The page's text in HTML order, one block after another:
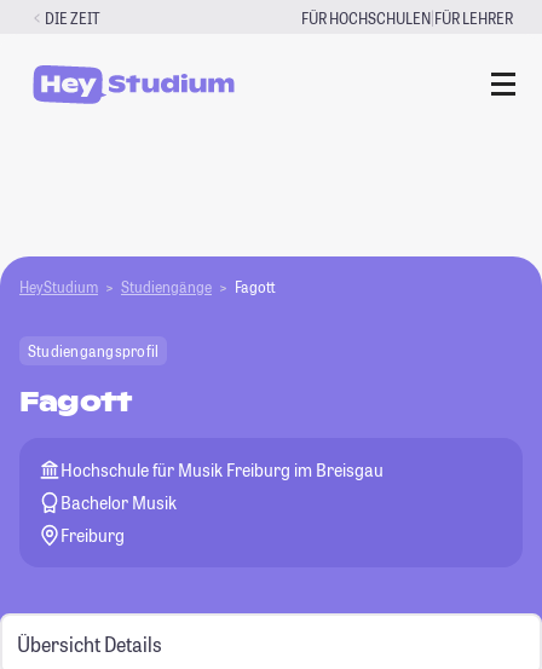
Zum
springen
DIE ZEIT FÜR HOCHSCHULEN|FÜR LEHRER
HeyStudium Studiengänge Fagott
Studiengangsprofil
Fagott
Hochschule für Musik Freiburg im Breisgau
Bachelor Musik
Freiburg
Übersicht Details